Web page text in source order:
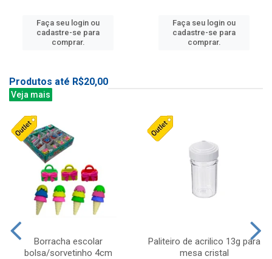
Faça seu login ou
cadastre-se para
comprar.
Faça seu login ou
cadastre-se para
comprar.
Produtos até R$20,00
Veja mais
Borracha escolar
bolsa/sorvetinho 4cm
Paliteiro de acrilico 13g para
mesa cristal